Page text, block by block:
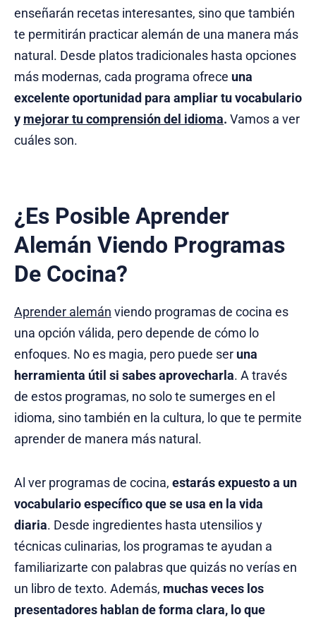
enseñarán recetas interesantes, sino que también
te permitirán practicar alemán de una manera más
natural. Desde platos tradicionales hasta opciones
más modernas, cada programa ofrece una
excelente oportunidad para ampliar tu vocabulario
y mejorar tu comprensión del idioma. Vamos a ver
cuáles son.
¿Es Posible Aprender
Alemán Viendo Programas
De Cocina?
Aprender alemán viendo programas de cocina es
una opción válida, pero depende de cómo lo
enfoques. No es magia, pero puede ser una
herramienta útil si sabes aprovecharla. A través
de estos programas, no solo te sumerges en el
idioma, sino también en la cultura, lo que te permite
aprender de manera más natural.
Al ver programas de cocina, estarás expuesto a un
vocabulario específico que se usa en la vida
diaria. Desde ingredientes hasta utensilios y
técnicas culinarias, los programas te ayudan a
familiarizarte con palabras que quizás no verías en
un libro de texto. Además, muchas veces los
presentadores hablan de forma clara, lo que